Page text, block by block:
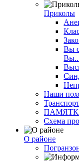
Приколы
Вы
Наши
Транспорт
Схема
О районе